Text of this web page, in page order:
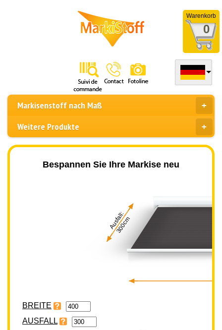
Warenkorb
0
Markisenstoff nach Maß
Weitere Produkte
Bespannen Sie Ihre Markise neu
Ausfall:
300cm
BREITE